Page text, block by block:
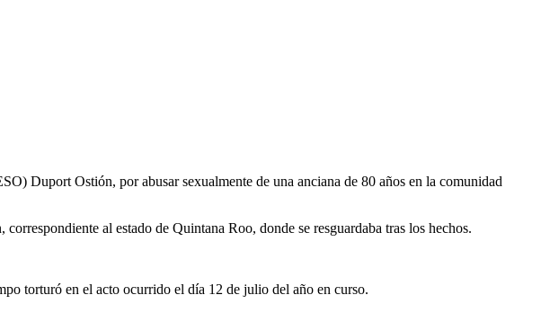
Duport Ostión, por abusar sexualmente de una anciana de 80 años en la comunidad
al estado de Quintana Roo, donde se resguardaba tras los hechos.
torturó en el acto ocurrido el día 12 de julio del año en curso.